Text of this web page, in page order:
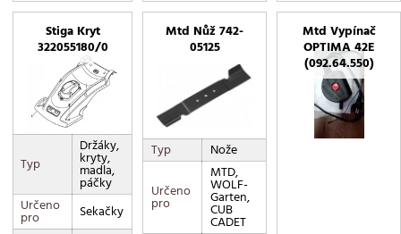
Stiga Kryt
322055180/0
Typ
Držáky,
kryty,
madla,
páčky
Určeno
pro
Sekačky
Mtd Nůž 742-
05125
Typ
Nože
Určeno
pro
MTD,
WOLF-
Garten,
CUB
CADET
Mtd Vypínač
OPTIMA 42E
(092.64.550)